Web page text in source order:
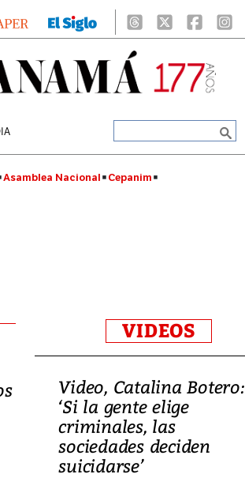
Asamblea Nacional Cepanim
VIDEOS
Video, Catalina Botero:
‘Si la gente elige
criminales, las
sociedades deciden
suicidarse’